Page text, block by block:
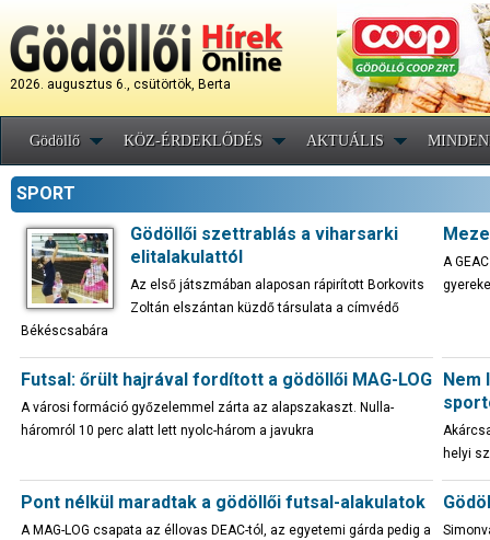
2026. augusztus 6., csütörtök, Berta
Gödöllő KÖZ-ÉRDEKLŐDÉS AKTUÁLIS
SPORT
Gödöllői szettrablás a viharsarki
elitalakulattól
Az első játszmában alaposan rápirított Borkovits
Zoltán elszántan küzdő társulata a címvédő
Békéscsabára
A
Futsal: őrült hajrával fordított a gödöllői MAG-LOG
A városi formáció győzelemmel zárta az alapszakaszt. Nulla-
háromról 10 perc alatt lett nyolc-három a javukra
Nem
helyi
Pont nélkül maradtak a gödöllői futsal-alakulatok
A MAG-LOG csapata az éllovas DEAC-tól, az egyetemi gárda pedig a